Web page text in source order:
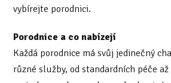
vybírejte porodnici.
Porodnice a co nabízejí
Každá porodnice má svůj jedinečný
různé služby, od standardních péče